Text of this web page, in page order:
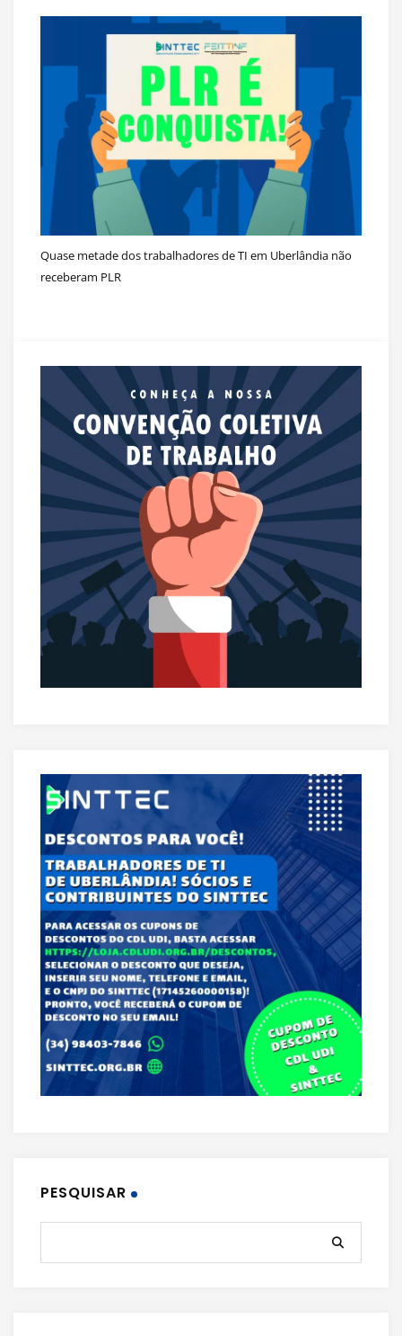
Quase metade dos trabalhadores de TI em Uberlândia não
receberam PLR
PESQUISAR